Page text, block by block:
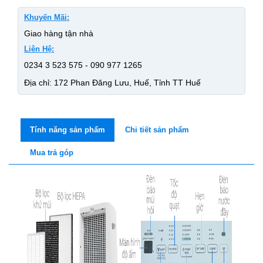
Khuyến Mãi:
Giao hàng tận nhà
Liên Hệ:
0234 3 523 575 - 090 977 1265
Địa chỉ: 172 Phan Đăng Lưu, Huế, Tỉnh TT Huế
Tính năng sản phẩm Chi tiết sản phẩm
Mua trả góp